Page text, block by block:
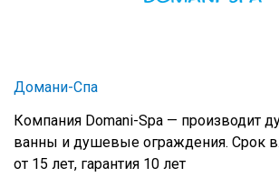
Домани-Спа
Компания Domani-Spa — производит
ванны и душевые ограждения. Срок
от 15 лет, гарантия 10 лет